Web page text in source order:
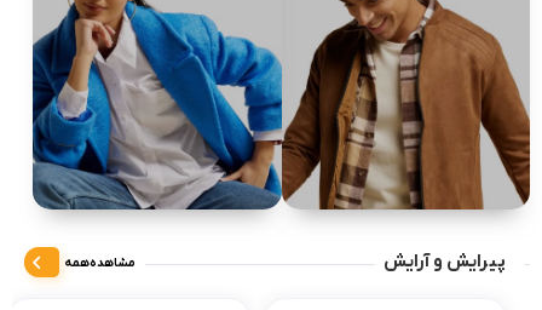
پیرایش و آرایش مشاهده‌همه